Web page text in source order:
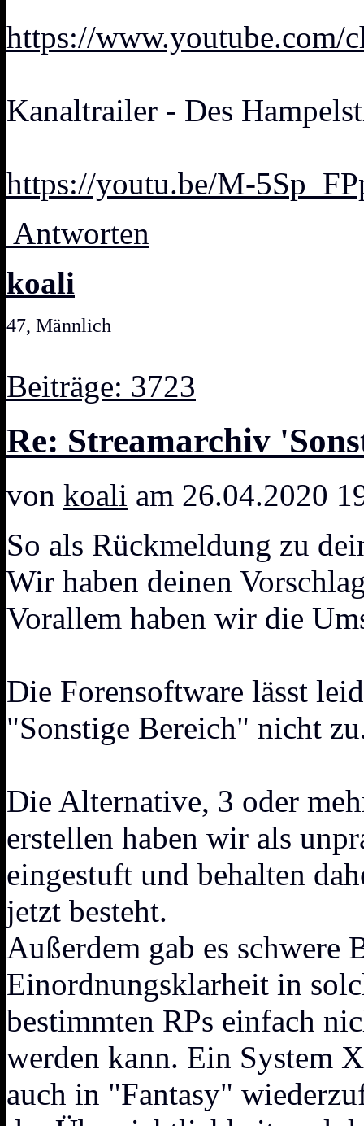
https://www.youtube.com/
Kanaltrailer - Des
https://youtu.be/M-
Antworten
koali
47, Männlich
Beiträge: 3723
Re: Streamarchiv
von koali am 26.04.2020
So als Rückmeldung zu
Wir haben deinen
Vorallem haben wir die
Die Forensoftware lässt
"Sonstige Bereich" nicht
Die Alternative, 3 oder
erstellen haben wir als
eingestuft und behalten
jetzt besteht.
Außerdem gab es schwere
Einordnungsklarheit in
bestimmten RPs einfach
werden kann. Ein System
auch in "Fantasy"